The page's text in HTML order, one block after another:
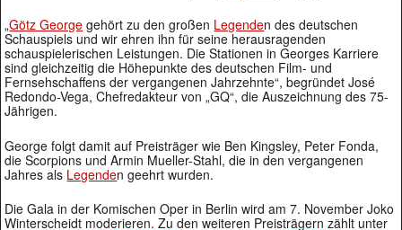
„Götz George gehört zu den großen Legenden des deutschen
Schauspiels und wir ehren ihn für seine herausragenden
schauspielerischen Leistungen. Die Stationen in Georges Karriere
sind gleichzeitig die Höhepunkte des deutschen Film- und
Fernsehschaffens der vergangenen Jahrzehnte“, begründet José
Redondo-Vega, Chefredakteur von „GQ“, die Auszeichnung des 75-
Jährigen.
George folgt damit auf Preisträger wie Ben Kingsley, Peter Fonda,
die Scorpions und Armin Mueller-Stahl, die in den vergangenen
Jahres als Legenden geehrt wurden.
Die Gala in der Komischen Oper in Berlin wird am 7. November Joko
Winterscheidt moderieren. Zu den weiteren Preisträgern zählt unter